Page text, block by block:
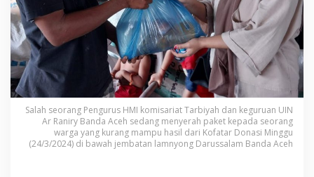
Salah seorang Pengurus HMI komisariat Tarbiyah dan keguruan UIN
Ar Raniry Banda Aceh sedang menyerah paket kepada seorang
warga yang kurang mampu hasil dari Kofatar Donasi Minggu
(24/3/2024) di bawah jembatan lamnyong Darussalam Banda Aceh